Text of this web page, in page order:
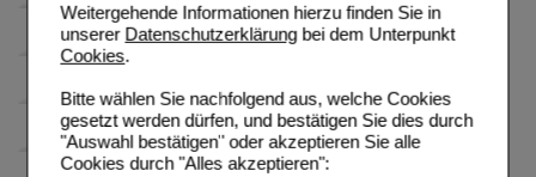
Weitergehende Informationen hierzu finden Sie in
unserer Datenschutzerklärungbei dem Unterpunkt
Cookies.
Bitte wählen Sie nachfolgend aus, welche Cookies
gesetzt werden dürfen, und bestätigen Sie dies durch
"Auswahl bestätigen" oder akzeptieren Sie alle
Cookies durch "Alles akzeptieren":